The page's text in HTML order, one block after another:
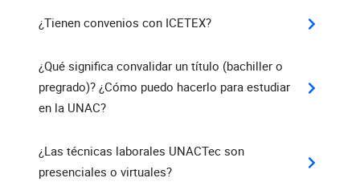
¿Tienen convenios con ICETEX?
¿Qué significa convalidar un título (bachiller o
pregrado)? ¿Cómo puedo hacerlo para estudiar
en la UNAC?
¿Las técnicas laborales UNACTec son
presenciales o virtuales?